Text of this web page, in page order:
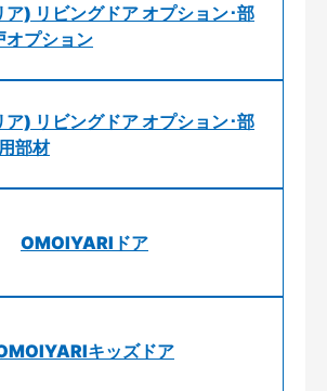
) リビングドア オプション･部
オプション
) リビングドア オプション･部
部材
OMOIYARIドア
キッズドア